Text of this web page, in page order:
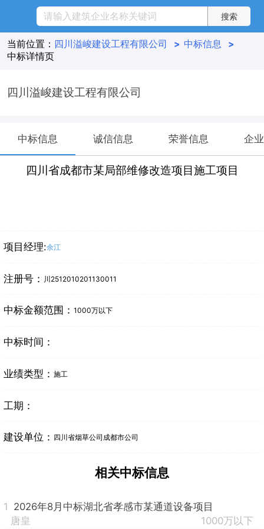
当前位置： 四川溢峻建设工程有限公司 > 中标信息
>
中标详情页
四川溢峻建设工程有限公司
中标信息 诚信信息 荣誉信息 企
四川省成都市某局部维修改造项目施工项目
项目经理:余江
注册号： 川2512010201130011
中标金额范围： 1000万以下
中标时间：
业绩类型： 施工
工期：
建设单位： 四川省烟草公司成都市公司
相关中标信息
1 2026年8月中标湖北省孝感市某通道设备项目
唐皇
1000万以下